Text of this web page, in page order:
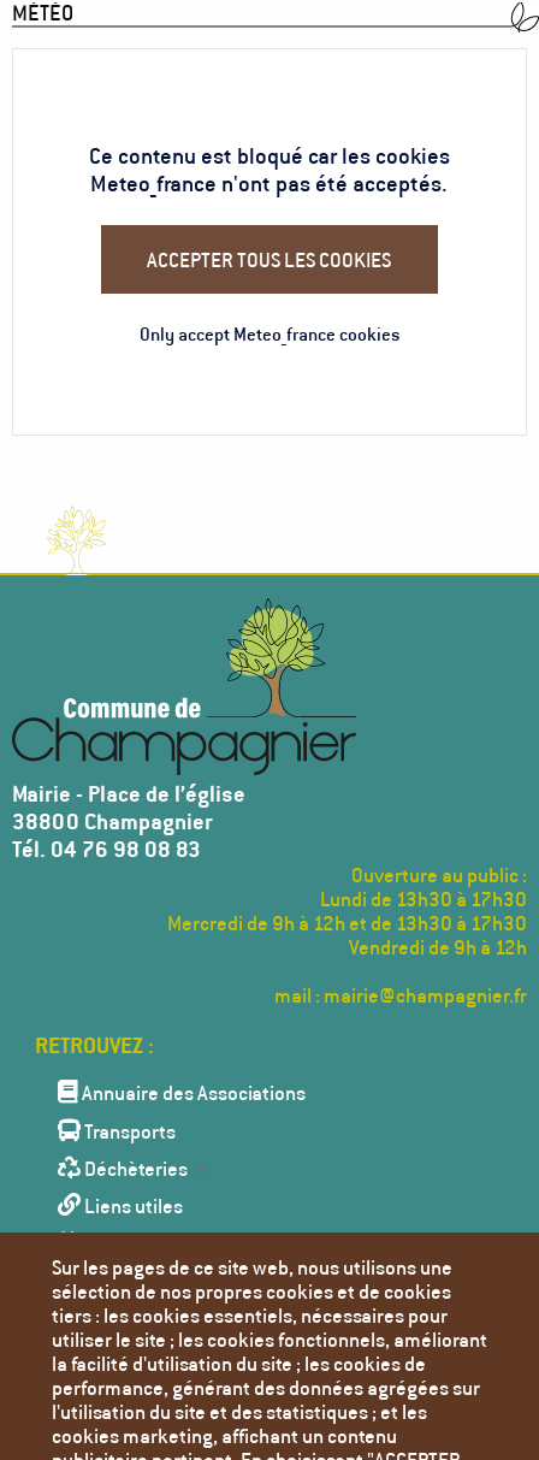
MÉTÉO
Ce contenu est bloqué car les cookies
Meteo_france n'ont pas été acceptés.
ACCEPTER TOUS LES COOKIES
Only accept Meteo_france cookies
Mairie - Place de l’église
38800 Champagnier
Tél. 04 76 98 08 83
Ouverture au public :
Lundi de 13h30 à 17h30
Mercredi de 9h à 12h et de 13h30 à 17h30
Vendredi de 9h à 12h
mail : mairie@champagnier.fr
Menu
Annuaire des Associations
Transports
Déchèteries
Liens utiles
Toutes les actualités
Contact
Mentions Légales
Politique de confidentialité
Paramètres des cookies
Sur les pages de ce site web, nous utilisons une
sélection de nos propres cookies et de cookies
tiers : les cookies essentiels, nécessaires pour
utiliser le site ; les cookies fonctionnels, améliorant
la facilité d'utilisation du site ; les cookies de
performance, générant des données agrégées sur
l'utilisation du site et des statistiques ; et les
cookies marketing, affichant un contenu